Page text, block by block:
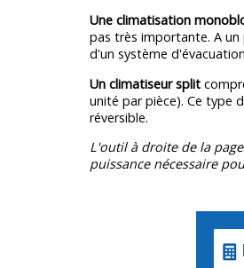
Une climatisation
pas très importante. A
d'un système
Un climatiseur split
unité par pièce). Ce type
réversible.
L'outil à droite de la
puissance nécessaire